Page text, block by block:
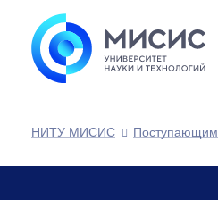
НИТУ МИСИС Поступающим